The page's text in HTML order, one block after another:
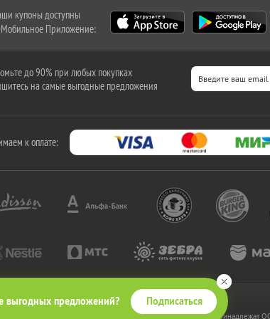
выгодных предложений? Подписаться
купоны доступны
Мобильное Приложение:
до 90% при любых покупках
на самые выгодные предложения
к оплате:
© КупиКупон. Все права защищены.
на товарный знак "КупиКупон" и на сайт www.kupikupon.ru